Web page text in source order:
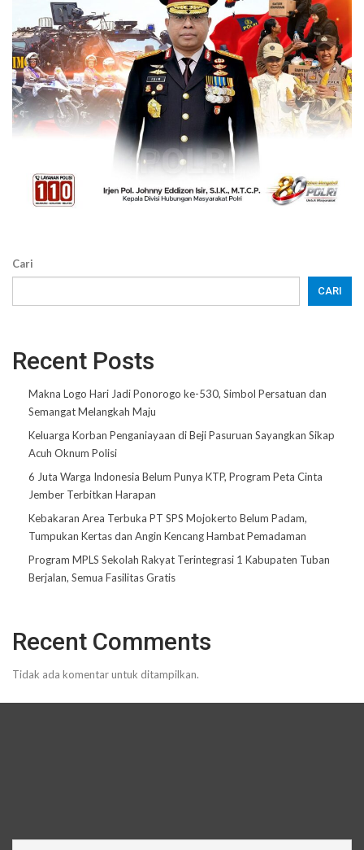
Cari
CARI
Recent Posts
Makna Logo Hari Jadi Ponorogo ke-530, Simbol Persatuan dan
Semangat Melangkah Maju
Keluarga Korban Penganiayaan di Beji Pasuruan Sayangkan Sikap
Acuh Oknum Polisi
6 Juta Warga Indonesia Belum Punya KTP, Program Peta Cinta
Jember Terbitkan Harapan
Kebakaran Area Terbuka PT SPS Mojokerto Belum Padam,
Tumpukan Kertas dan Angin Kencang Hambat Pemadaman
Program MPLS Sekolah Rakyat Terintegrasi 1 Kabupaten Tuban
Berjalan, Semua Fasilitas Gratis
Recent Comments
Tidak ada komentar untuk ditampilkan.